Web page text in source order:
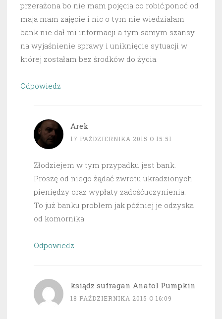
przerażona bo nie mam pojęcia co robić.ponoć od
maja mam zajęcie i nic o tym nie wiedziałam
bank nie dał mi informacji a tym samym szansy
na wyjaśnienie sprawy i uniknięcie sytuacji w
której zostałam bez środków do życia.
Odpowiedz
Arek
17 PAŹDZIERNIKA 2015 O 15:51
Złodziejem w tym przypadku jest bank.
Proszę od niego żądać zwrotu ukradzionych
pieniędzy oraz wypłaty zadośćuczynienia.
To już banku problem jak później je odzyska
od komornika.
Odpowiedz
ksiądz sufragan Anatol Pumpkin
18 PAŹDZIERNIKA 2015 O 16:09